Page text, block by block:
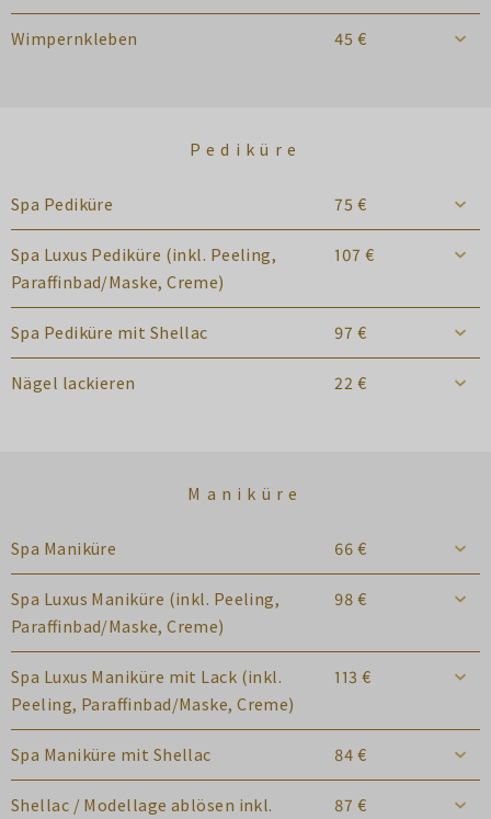
Wimpernkleben 45 €
Pediküre
Spa Pediküre 75 €
Spa Luxus Pediküre (inkl. Peeling,
Paraffinbad/Maske, Creme)
107 €
Spa Pediküre mit Shellac 97 €
Nägel lackieren 22 €
Maniküre
Spa Maniküre 66 €
Spa Luxus Maniküre (inkl. Peeling,
Paraffinbad/Maske, Creme)
98 €
Spa Luxus Maniküre mit Lack (inkl.
Peeling, Paraffinbad/Maske, Creme)
113 €
Spa Maniküre mit Shellac 84 €
Shellac / Modellage ablösen inkl.
87 €